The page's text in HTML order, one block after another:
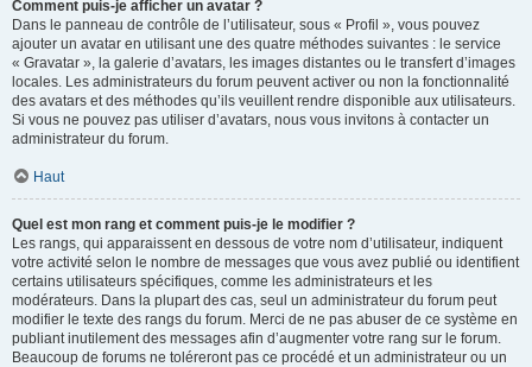
Comment puis-je afficher un avatar ?
Dans le panneau de contrôle de l’utilisateur, sous « Profil », vous pouvez
ajouter un avatar en utilisant une des quatre méthodes suivantes : le service
« Gravatar », la galerie d’avatars, les images distantes ou le transfert d’images
locales. Les administrateurs du forum peuvent activer ou non la fonctionnalité
des avatars et des méthodes qu’ils veuillent rendre disponible aux utilisateurs.
Si vous ne pouvez pas utiliser d’avatars, nous vous invitons à contacter un
administrateur du forum.
Haut
Quel est mon rang et comment puis-je le modifier ?
Les rangs, qui apparaissent en dessous de votre nom d’utilisateur, indiquent
votre activité selon le nombre de messages que vous avez publié ou identifient
certains utilisateurs spécifiques, comme les administrateurs et les
modérateurs. Dans la plupart des cas, seul un administrateur du forum peut
modifier le texte des rangs du forum. Merci de ne pas abuser de ce système en
publiant inutilement des messages afin d’augmenter votre rang sur le forum.
Beaucoup de forums ne toléreront pas ce procédé et un administrateur ou un